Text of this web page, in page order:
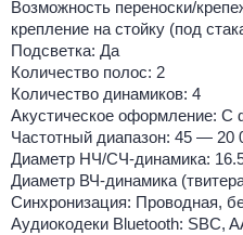
Возможность переноски/
крепление на стойку (под
Подсветка: Да
Количество полос: 2
Количество динамиков: 4
Акустическое оформление: С
Частотный диапазон: 45 — 20
Диаметр НЧ/СЧ-динамика:
Диаметр ВЧ-динамика
Синхронизация: Проводная,
Аудиокодеки Bluetooth: SBC,